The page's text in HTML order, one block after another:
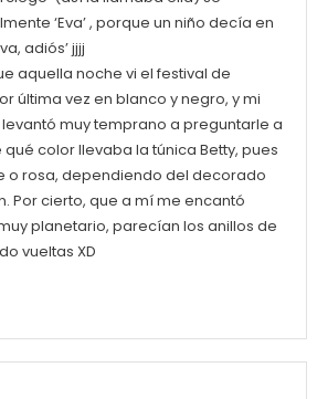
‘Eva’ , porque un niño decía en
adiós’ jjjj
aquella noche vi el festival de
última vez en blanco y negro, y mi
muy temprano a preguntarle a
qué color llevaba la túnica Betty, pues
o rosa, dependiendo del decorado
Por cierto, que a mí me encantó
planetario, parecían los anillos de
vueltas XD